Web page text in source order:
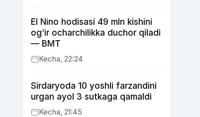
El Nino hodisasi 49 mln kishini
og‘ir ocharchilikka duchor qiladi
— BMT
Kecha, 22:24
Sirdaryoda 10 yoshli farzandini
urgan ayol 3 sutkaga qamaldi
Kecha, 21:45